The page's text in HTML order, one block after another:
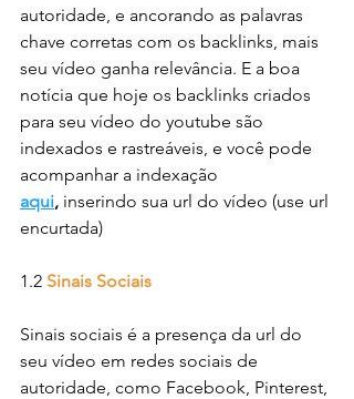
autoridade, e ancorando as palavras
chave corretas com os backlinks, mais
seu vídeo ganha relevância. E a boa
notícia que hoje os backlinks criados
para seu vídeo do youtube são
indexados e rastreáveis, e você pode
acompanhar a indexação
aqui, inserindo sua url do vídeo (use url
encurtada)
1.2 Sinais Sociais
Sinais sociais é a presença da url do
seu vídeo em redes sociais de
autoridade, como Facebook, Pinterest,